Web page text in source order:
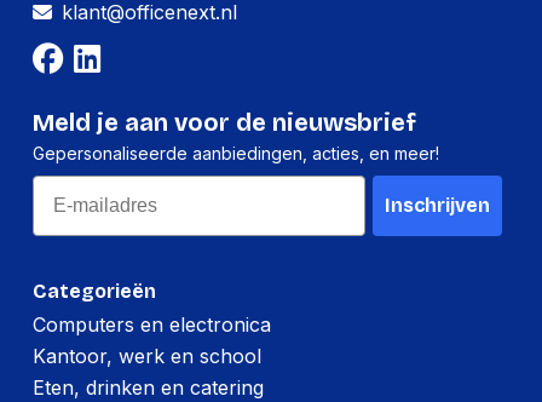
Categorieën
Computers en electronica
Kantoor, werk en school
Eten, drinken en catering
klant@officenext.nl
Meld je aan voor de nieuwsbrief
Gepersonaliseerde aanbiedingen, acties, en meer!
Email
Inschrijven